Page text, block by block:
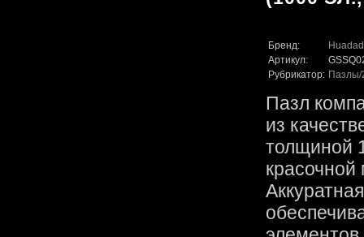
Бренд:
Артикул:
Рубрикатор: Пазлы/
Пазл
из
толщиной
красочной